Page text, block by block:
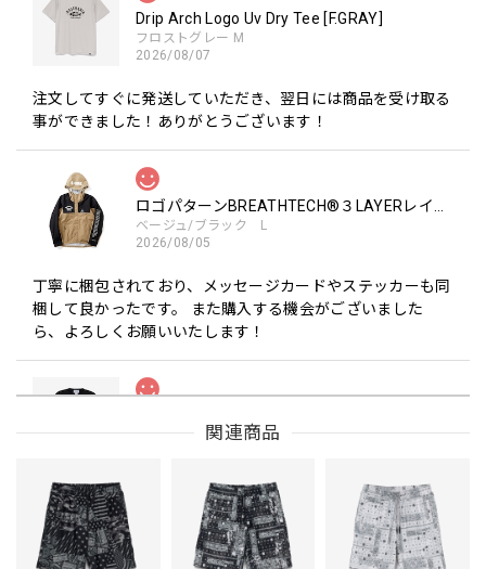
Drip Arch Logo Uv Dry Tee [F.GRAY]
フロストグレー M
2026/08/07
注文してすぐに発送していただき、翌日には商品を受け取る
事ができました！ありがとうございます！
ベージュ/ブラック L
2026/08/05
丁寧に梱包されており、メッセージカードやステッカーも同
梱して良かったです。 また購入する機会がございました
ら、よろしくお願いいたします！
ブラック L
【Double.H】MIR
Daeun / BlackSilver
関連商品